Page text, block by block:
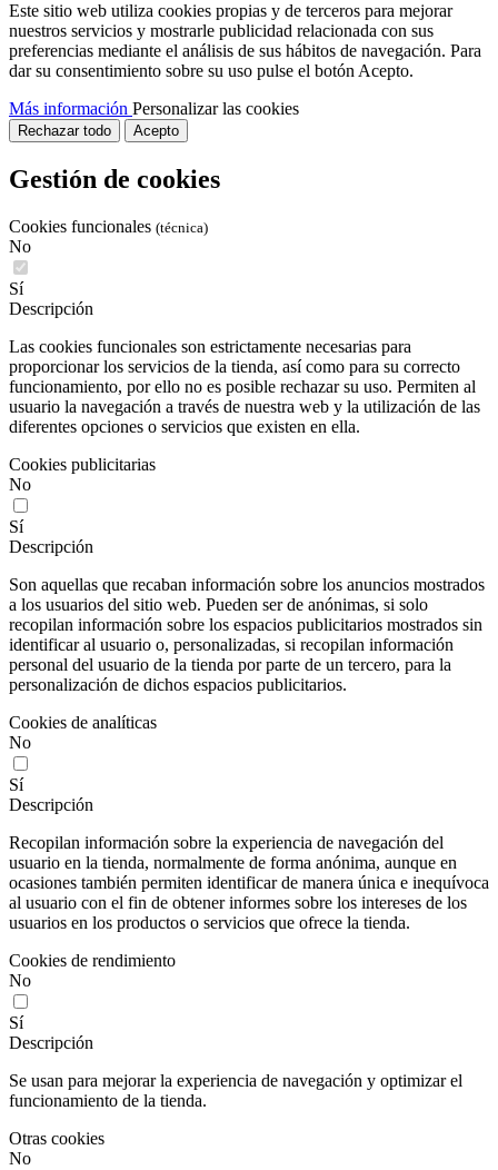
Este sitio web utiliza cookies propias y de terceros para mejorar
nuestros servicios y mostrarle publicidad relacionada con sus
preferencias mediante el análisis de sus hábitos de navegación. Para
dar su consentimiento sobre su uso pulse el botón Acepto.
Más información Personalizar las cookies
Rechazar todo Acepto
Gestión de cookies
Cookies funcionales (técnica)
No
Sí
Descripción
Las cookies funcionales son estrictamente necesarias para
proporcionar los servicios de la tienda, así como para su correcto
funcionamiento, por ello no es posible rechazar su uso. Permiten al
usuario la navegación a través de nuestra web y la utilización de las
diferentes opciones o servicios que existen en ella.
Cookies publicitarias
No
Sí
Descripción
Son aquellas que recaban información sobre los anuncios mostrados
a los usuarios del sitio web. Pueden ser de anónimas, si solo
recopilan información sobre los espacios publicitarios mostrados sin
identificar al usuario o, personalizadas, si recopilan información
personal del usuario de la tienda por parte de un tercero, para la
personalización de dichos espacios publicitarios.
Cookies de analíticas
No
Sí
Descripción
Recopilan información sobre la experiencia de navegación del
usuario en la tienda, normalmente de forma anónima, aunque en
ocasiones también permiten identificar de manera única e inequívoca
al usuario con el fin de obtener informes sobre los intereses de los
usuarios en los productos o servicios que ofrece la tienda.
Cookies de rendimiento
No
Sí
Descripción
Se usan para mejorar la experiencia de navegación y optimizar el
funcionamiento de la tienda.
Otras cookies
No